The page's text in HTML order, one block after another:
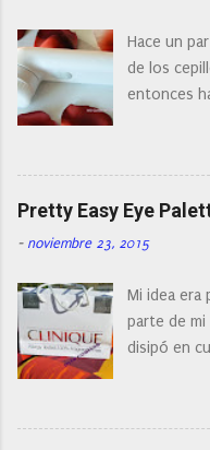
o
m
e
n
t
a
o
Hace un
de los
entonces
con
cepillos de
actualidad
compra
post os
cepillo
Pretty Easy Eye
- noviembre 23, 2015
Mi idea era
parte de mi
disipó en
resistirse